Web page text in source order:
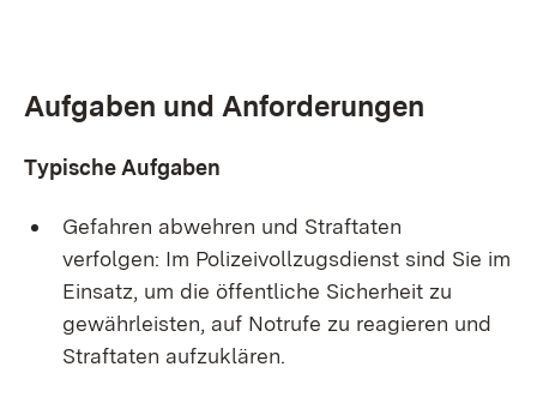
Aufgaben und Anforderungen
Typische Aufgaben
Gefahren abwehren und Straftaten
verfolgen: Im Polizeivollzugsdienst sind Sie im
Einsatz, um die öffentliche Sicherheit zu
gewährleisten, auf Notrufe zu reagieren und
Straftaten aufzuklären.